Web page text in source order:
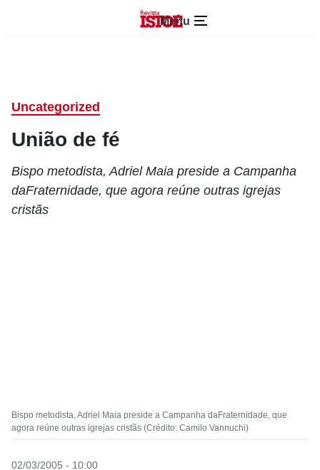
Menu
Uncategorized
União de fé
Bispo metodista, Adriel Maia preside a Campanha
daFraternidade, que agora reúne outras igrejas
cristãs
Bispo metodista, Adriel Maia preside a Campanha daFraternidade, que
agora reúne outras igrejas cristãs (Crédito: Camilo Vannuchi)
02/03/2005 - 10:00